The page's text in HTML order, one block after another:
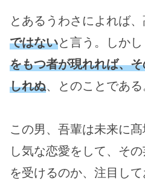
とあるうわさによれば
ではないと言う。しか
をもつ者が現れれば、
しれぬ、とのことである
この男、吾輩は未来に
し気な恋愛をして、そ
を受けるのか、注目し